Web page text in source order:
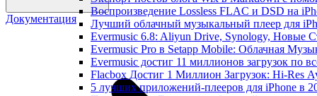
Воспроизведение Lossless FLAC и DSD на
Лучший облачный музыкальный плеер для
Evermusic 6.8: Aliyun Drive, Synology, Новые
Evermusic Pro в Setapp Mobile: Облачная
Evermusic достиг 11 миллионов загрузок по
Flacbox Достиг 1 Миллион Загрузок: Hi-Res
5 лучших приложений-плееров для iPhone в
Документация